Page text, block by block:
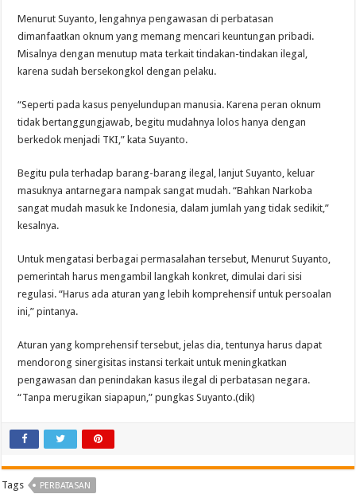
Menurut Suyanto, lengahnya pengawasan di perbatasan
dimanfaatkan oknum yang memang mencari keuntungan pribadi.
Misalnya dengan menutup mata terkait tindakan-tindakan ilegal,
karena sudah bersekongkol dengan pelaku.
“Seperti pada kasus penyelundupan manusia. Karena peran oknum
tidak bertanggungjawab, begitu mudahnya lolos hanya dengan
berkedok menjadi TKI,” kata Suyanto.
Begitu pula terhadap barang-barang ilegal, lanjut Suyanto, keluar
masuknya antarnegara nampak sangat mudah. “Bahkan Narkoba
sangat mudah masuk ke Indonesia, dalam jumlah yang tidak sedikit,”
kesalnya.
Untuk mengatasi berbagai permasalahan tersebut, Menurut Suyanto,
pemerintah harus mengambil langkah konkret, dimulai dari sisi
regulasi. “Harus ada aturan yang lebih komprehensif untuk persoalan
ini,” pintanya.
Aturan yang komprehensif tersebut, jelas dia, tentunya harus dapat
mendorong sinergisitas instansi terkait untuk meningkatkan
pengawasan dan penindakan kasus ilegal di perbatasan negara.
“Tanpa merugikan siapapun,” pungkas Suyanto.(dik)
Tags PERBATASAN